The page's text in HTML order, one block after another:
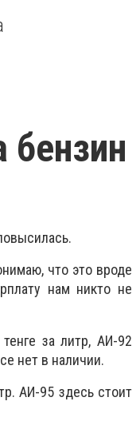
что это вроде
нам никто не
за литр, АИ-92
нет в наличии.
АИ-95 здесь стоит